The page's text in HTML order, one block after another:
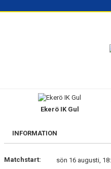
SPELARE & LEDARE
Ekerö IK Gul
INFORMATION
Matchstart:
sön 16 augusti,